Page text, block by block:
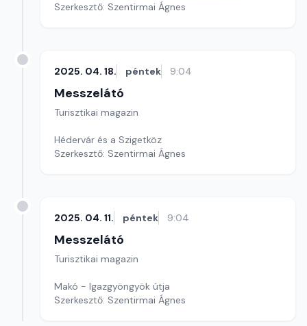
Szerkesztő: Szentirmai Ágnes
2025. 04. 18. péntek 9:04
Messzelátó
Turisztikai magazin
Hédervár és a Szigetköz
Szerkesztő: Szentirmai Ágnes
2025. 04. 11. péntek 9:04
Messzelátó
Turisztikai magazin
Makó - Igazgyöngyök útja
Szerkesztő: Szentirmai Ágnes